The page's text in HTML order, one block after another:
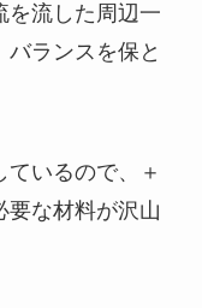
を流した周辺一
ランスを保と
いるので、＋
要な材料が沢山